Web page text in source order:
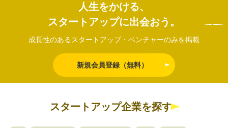
人生をかける、
スタートアップに出会おう。
成長性のあるスタートアップ・ベンチャーのみを掲載
新規会員登録（無料）
スタートアップ企業を探す